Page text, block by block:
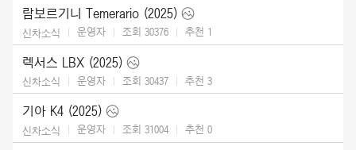
람보르기니 Temerario (2025)
신차소식 운영자 조회 30376 추천 1
렉서스 LBX (2025)
신차소식 운영자 조회 30437 추천 3
기아 K4 (2025)
신차소식 운영자 조회 31004 추천 0